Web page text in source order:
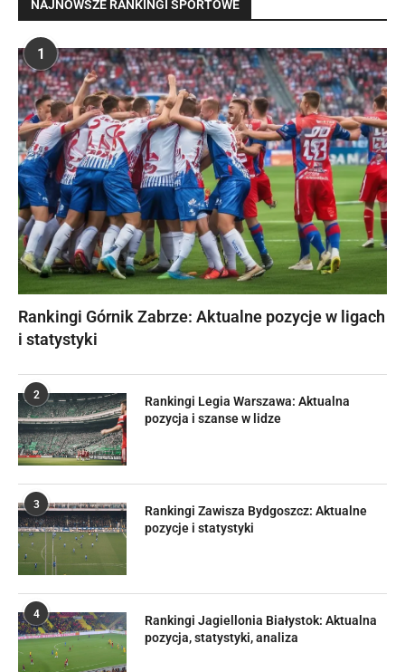
NAJNOWSZE RANKINGI SPORTOWE
1
Rankingi Górnik Zabrze: Aktualne pozycje w ligach
i statystyki
2
Rankingi Legia Warszawa: Aktualna
pozycja i szanse w lidze
3
Rankingi Zawisza Bydgoszcz: Aktualne
pozycje i statystyki
4
Rankingi Jagiellonia Białystok: Aktualna
pozycja, statystyki, analiza